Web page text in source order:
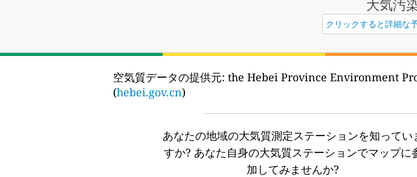
大気汚
クリックすると詳細な
空気質データの提供元: the Hebei Province Environment
(hebei.gov.cn)
あなたの地域の大気質測定ステーションを知ってい
すか? あなた自身の大気質ステーションでマップに
加してみませんか?